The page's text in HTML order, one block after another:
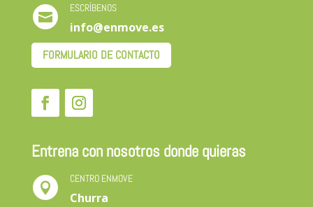

ESCRÍBENOS
info@enmove.es
FORMULARIO DE CONTACTO
Entrena con nosotros donde quieras

CENTRO ENMOVE
Churra